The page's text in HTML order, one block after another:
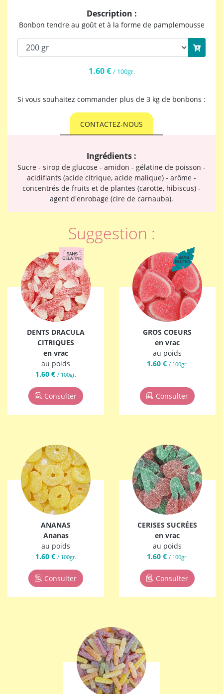
Description :
Bonbon tendre au goût et à la forme de pamplemousse
1.60 € / 100gr.
Si vous souhaitez commander plus de 3 kg de bonbons :
CONTACTEZ-NOUS
Ingrédients :
Sucre - sirop de glucose - amidon - gélatine de poisson -
acidifiants (acide citrique, acide malique) - arôme -
concentrés de fruits et de plantes (carotte, hibiscus) -
agent d'enrobage (cire de carnauba).
Suggestion :
DENTS DRACULA
CITRIQUES
en vrac
au poids
1.60 € / 100gr.
Consulter
GROS COEURS
en vrac
au poids
1.60 € / 100gr.
Consulter
ANANAS
Ananas
au poids
1.60 € / 100gr.
Consulter
CERISES SUCRÉES
en vrac
au poids
1.60 € / 100gr.
Consulter